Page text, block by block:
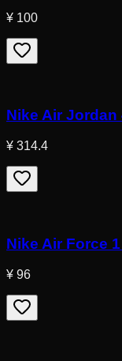
¥ 100
Nike Air Jordan
¥ 314.4
Nike Air Force
¥ 96